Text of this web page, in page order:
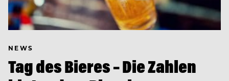
NEWS
Tag des Bieres – Die Zahlen